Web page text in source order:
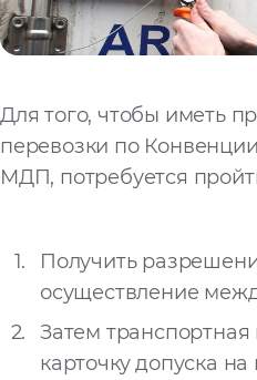
Для того, чтобы иметь
перевозки по
МДП, потребуется
Получить
осуществление
Затем
карточку допуска